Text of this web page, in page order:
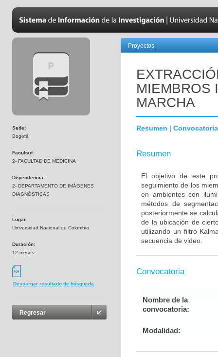
Sede:
Bogotá
Facultad:
2- FACULTAD DE MEDICINA
Dependencia:
2- DEPARTAMENTO DE IMÁGENES
DIAGNÓSTICAS
Lugar:
Universidad Nacional de Colombia
Duración:
12 meses
Descargar resultado de búsqueda
Regresar
Proyectos
MIEMBROS
MARCHA
Resumen | Convocatoria
Resumen
El objetivo de este
seguimiento de los
en ambientes con
métodos de
posteriormente se
de la ubicación de
utilizando un filtro
secuencia de video.
Convocatoria
Nombre de la
convocatoria:
Modalidad: